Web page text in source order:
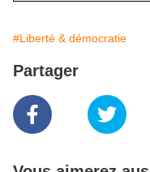
#Liberté & démocratie
Partager